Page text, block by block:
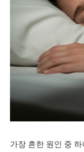
가장 흔한 원인 중